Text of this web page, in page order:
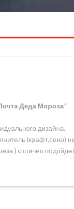
Деда Мороза”
дизайна.
(крафт,сено)
) отлично